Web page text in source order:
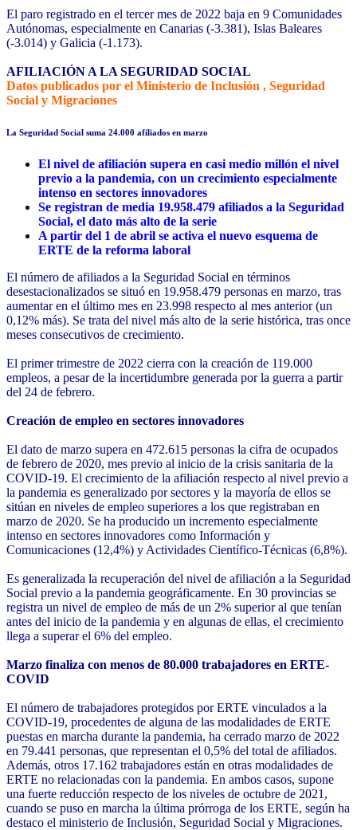
El paro registrado en el tercer mes de 2022 baja en 9 Comunidades
Autónomas, especialmente en Canarias (-3.381), Islas Baleares
(-3.014) y Galicia (-1.173).
AFILIACIÓN A LA SEGURIDAD SOCIAL
Datos publicados por el Ministerio de Inclusión , Seguridad
Social y Migraciones
La Seguridad Social suma 24.000 afiliados en marzo
El nivel de afiliación supera en casi medio millón el nivel
previo a la pandemia, con un crecimiento especialmente
intenso en sectores innovadores
Se registran de media 19.958.479 afiliados a la Seguridad
Social, el dato más alto de la serie
A partir del 1 de abril se activa el nuevo esquema de
ERTE de la reforma laboral
El número de afiliados a la Seguridad Social en términos
desestacionalizados se situó en 19.958.479 personas en marzo, tras
aumentar en el último mes en 23.998 respecto al mes anterior (un
0,12% más). Se trata del nivel más alto de la serie histórica, tras once
meses consecutivos de crecimiento.
El primer trimestre de 2022 cierra con la creación de 119.000
empleos, a pesar de la incertidumbre generada por la guerra a partir
del 24 de febrero.
Creación de empleo en sectores innovadores
El dato de marzo supera en 472.615 personas la cifra de ocupados
de febrero de 2020, mes previo al inicio de la crisis sanitaria de la
COVID-19. El crecimiento de la afiliación respecto al nivel previo a
la pandemia es generalizado por sectores y la mayoría de ellos se
sitúan en niveles de empleo superiores a los que registraban en
marzo de 2020. Se ha producido un incremento especialmente
intenso en sectores innovadores como Información y
Comunicaciones (12,4%) y Actividades Científico-Técnicas (6,8%).
Es generalizada la recuperación del nivel de afiliación a la Seguridad
Social previo a la pandemia geográficamente. En 30 provincias se
registra un nivel de empleo de más de un 2% superior al que tenían
antes del inicio de la pandemia y en algunas de ellas, el crecimiento
llega a superar el 6% del empleo.
Marzo finaliza con menos de 80.000 trabajadores en ERTE-
COVID
El número de trabajadores protegidos por ERTE vinculados a la
COVID-19, procedentes de alguna de las modalidades de ERTE
puestas en marcha durante la pandemia, ha cerrado marzo de 2022
en 79.441 personas, que representan el 0,5% del total de afiliados.
Además, otros 17.162 trabajadores están en otras modalidades de
ERTE no relacionadas con la pandemia. En ambos casos, supone
una fuerte reducción respecto de los niveles de octubre de 2021,
cuando se puso en marcha la última prórroga de los ERTE, según ha
destaco el ministerio de Inclusión, Seguridad Social y Migraciones.